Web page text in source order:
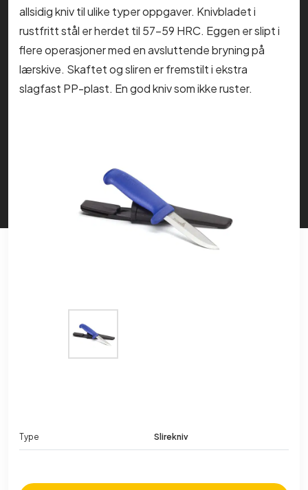
allsidig kniv til ulike typer oppgaver. Knivbladet i
rustfritt stål er herdet til 57-59 HRC. Eggen er slipt i
flere operasjoner med en avsluttende bryning på
lærskive. Skaftet og sliren er fremstilt i ekstra
slagfast PP-plast. En god kniv som ikke ruster.
Type Slirekniv